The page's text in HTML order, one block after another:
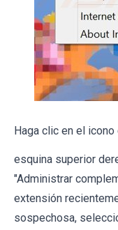
Haga clic en el
esquina superior
"Administrar
extensión
sospechosa,